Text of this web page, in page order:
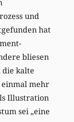
und
hat
bliesen
die kalte
mehr
Illustration
sei „eine